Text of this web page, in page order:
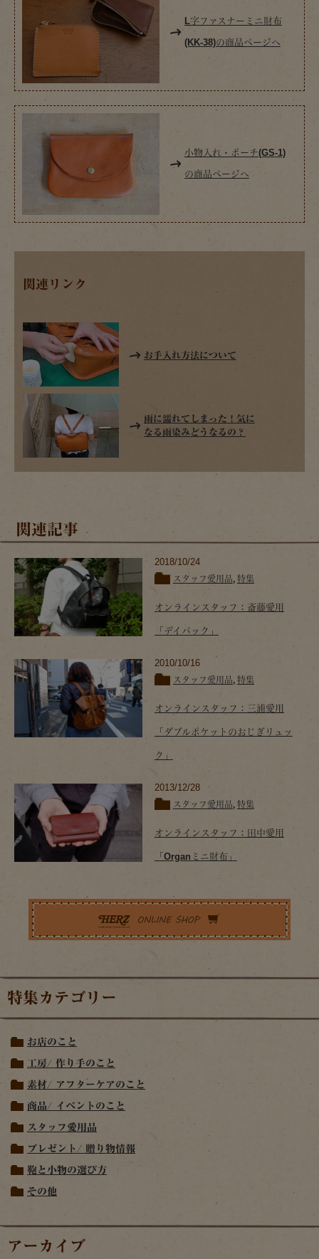
L字ファスナーミニ財布
(KK-38)の商品ページへ
小物入れ・ポーチ(GS-1)
の商品ページへ
関連リンク
お手入れ方法について
雨に濡れてしまった！気に
なる雨染みどうなるの？
関連記事
2018/10/24
スタッフ愛用品, 特集
オンラインスタッフ：斎藤愛用
「デイパック」
2010/10/16
スタッフ愛用品, 特集
オンラインスタッフ：三浦愛用
「ダブルポケットのおじぎリュッ
ク」
2013/12/28
スタッフ愛用品, 特集
オンラインスタッフ：田中愛用
「Organミニ財布」
特集カテゴリー
お店のこと
工房/ 作り手のこと
素材/ アフターケアのこと
商品/ イベントのこと
スタッフ愛用品
プレゼント/ 贈り物情報
鞄と小物の選び方
その他
アーカイブ